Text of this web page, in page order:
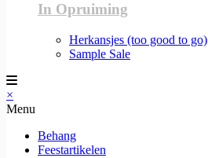
In Opruiming
Herkansjes (too good to go)
Sample Sale
×
Menu
Behang
Feestartikelen